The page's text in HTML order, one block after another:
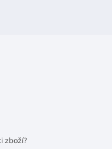
zboží?